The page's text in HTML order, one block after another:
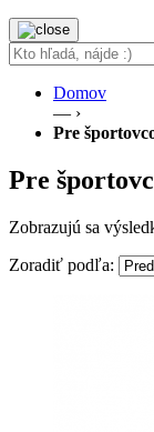
Domov
— ›
Pre
Pre
Zobrazujú sa
Zoradiť podľa: